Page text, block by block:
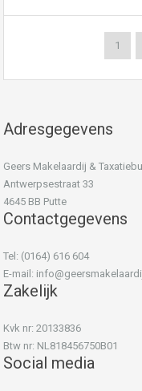
1
Adresgegevens
Geers Makelaardij &
Antwerpsestraat 33
4645 BB Putte
Contactgegevens
Tel: (0164) 616 604
E-mail:
Zakelijk
Kvk nr: 20133836
Btw nr: NL818456750B01
Social media